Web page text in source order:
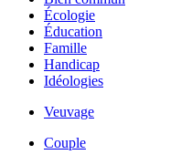
Écologie
Éducation
Famille
Handicap
Idéologies
Veuvage
Couple